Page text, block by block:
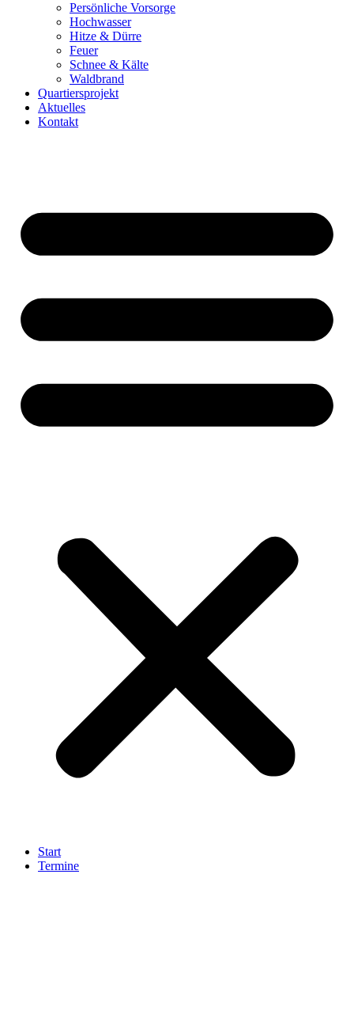
Persönliche Vorsorge
Hochwasser
Hitze & Dürre
Feuer
Schnee & Kälte
Waldbrand
Quartiersprojekt
Aktuelles
Kontakt
Start
Termine